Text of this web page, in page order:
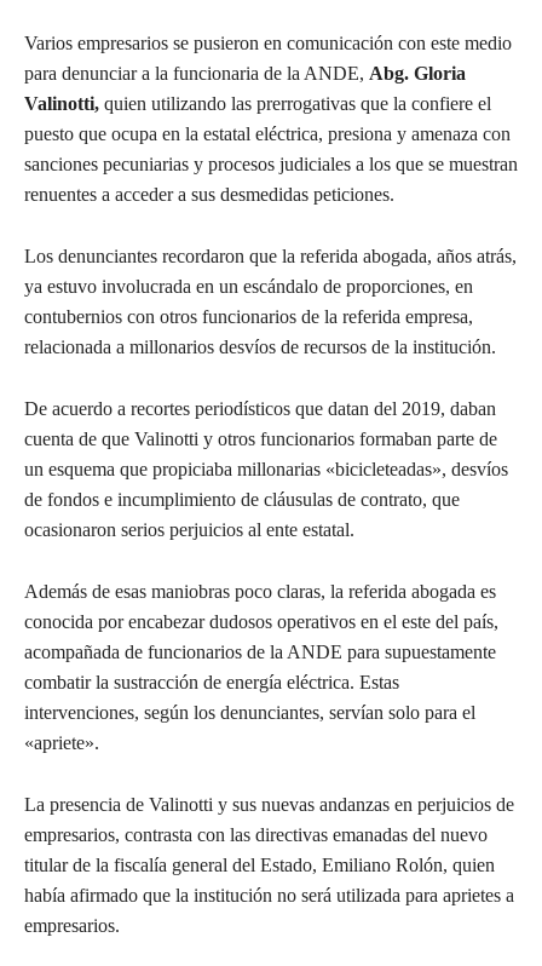
Varios empresarios se pusieron en comunicación con este medio
para denunciar a la funcionaria de la ANDE, Abg. Gloria
Valinotti, quien utilizando las prerrogativas que la confiere el
puesto que ocupa en la estatal eléctrica, presiona y amenaza con
sanciones pecuniarias y procesos judiciales a los que se muestran
renuentes a acceder a sus desmedidas peticiones.
Los denunciantes recordaron que la referida abogada, años atrás,
ya estuvo involucrada en un escándalo de proporciones, en
contubernios con otros funcionarios de la referida empresa,
relacionada a millonarios desvíos de recursos de la institución.
De acuerdo a recortes periodísticos que datan del 2019, daban
cuenta de que Valinotti y otros funcionarios formaban parte de
un esquema que propiciaba millonarias «bicicleteadas», desvíos
de fondos e incumplimiento de cláusulas de contrato, que
ocasionaron serios perjuicios al ente estatal.
Además de esas maniobras poco claras, la referida abogada es
conocida por encabezar dudosos operativos en el este del país,
acompañada de funcionarios de la ANDE para supuestamente
combatir la sustracción de energía eléctrica. Estas
intervenciones, según los denunciantes, servían solo para el
«apriete».
La presencia de Valinotti y sus nuevas andanzas en perjuicios de
empresarios, contrasta con las directivas emanadas del nuevo
titular de la fiscalía general del Estado, Emiliano Rolón, quien
había afirmado que la institución no será utilizada para aprietes a
empresarios.